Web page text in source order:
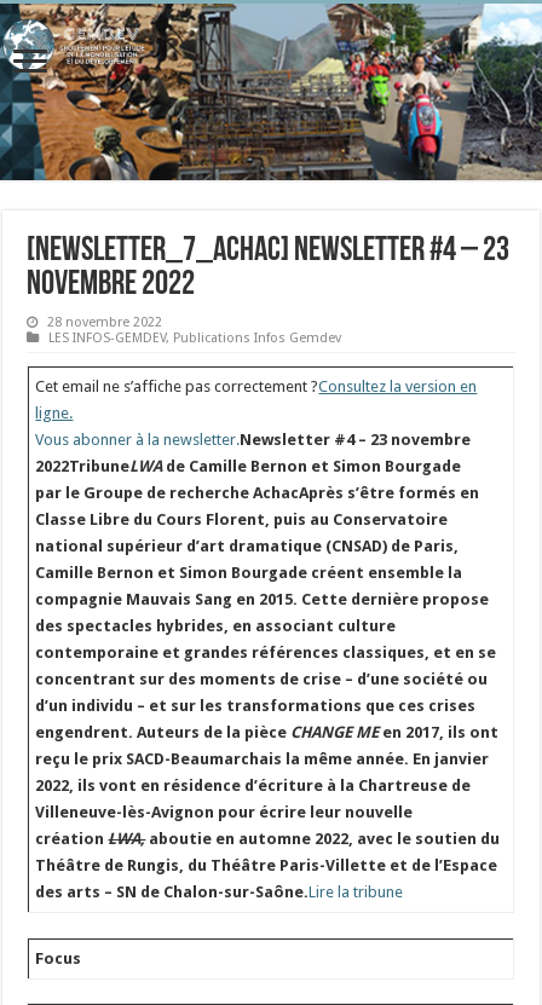
[newsletter_7_achac] Newsletter #4 – 23
novembre 2022
28 novembre 2022
LES INFOS-GEMDEV, Publications Infos Gemdev
Cet email ne s’affiche pas correctement ?Consultez la version en
ligne.
Vous abonner à la newsletter.Newsletter #4 – 23 novembre
2022TribuneLWAde Camille Bernon et Simon Bourgade
par le Groupe de recherche AchacAprès s’être formés en
Classe Libre du Cours Florent, puis au Conservatoire
national supérieur d’art dramatique (CNSAD) de Paris,
Camille Bernon et Simon Bourgade créent ensemble la
compagnie Mauvais Sang en 2015. Cette dernière propose
des spectacles hybrides, en associant culture
contemporaine et grandes références classiques, et en se
concentrant sur des moments de crise – d’une société ou
d’un individu – et sur les transformations que ces crises
engendrent. Auteurs de la pièce CHANGE MEen 2017, ils ont
reçu le prix SACD-Beaumarchais la même année. En janvier
2022, ils vont en résidence d’écriture à la Chartreuse de
Villeneuve-lès-Avignon pour écrire leur nouvelle
créationLWA, aboutie en automne 2022, avec le soutien du
Théâtre de Rungis, du Théâtre Paris-Villette et de l’Espace
des arts – SN de Chalon-sur-Saône.Lire la tribune
Focus